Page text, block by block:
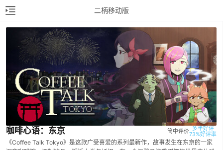
二柄移动版
咖啡心语：东京 简中评价
多半好评
73%好评率
《Coffee Talk Tokyo》是这款广受喜爱的系列最新作，故事发生在东京的一家